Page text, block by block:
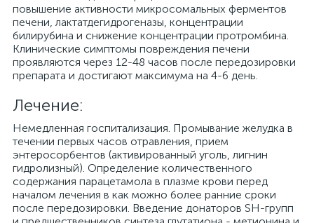
повышение активности микросомальных ферментов
печени, лактатдегидрогеназы, концентрации
билирубина и снижение концентрации протромбина.
Клинические симптомы повреждения печени
проявляются через 12-48 часов после передозировки
препарата и достигают максимума на 4-6 день.
Лечение:
Немедленная госпитализация. Промывание желудка в
течении первых часов отравления, прием
энтеросорбентов (активированный уголь, лигнин
гидролизный). Определение количественного
содержания парацетамола в плазме крови перед
началом лечения в как можно более ранние сроки
после передозировки. Введение донаторов SH-групп